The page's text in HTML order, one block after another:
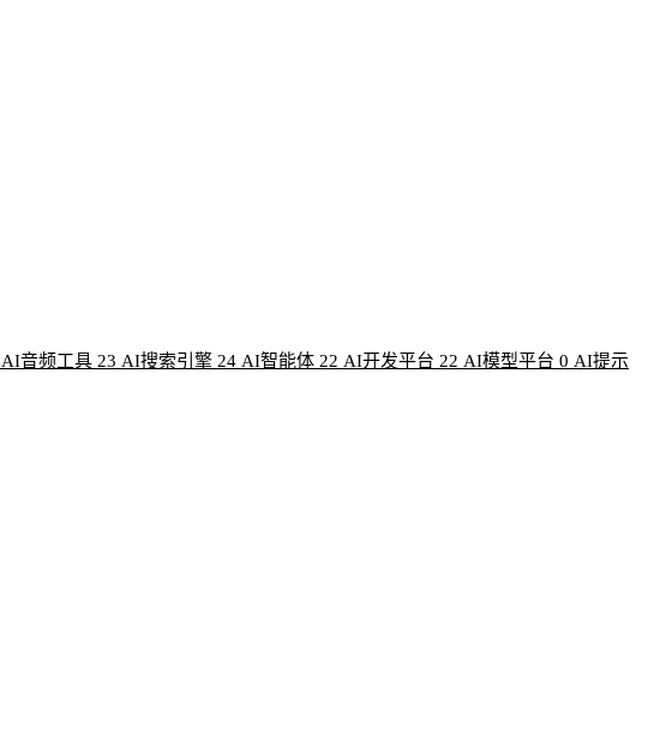
AI音频工具 23 AI搜索引擎 24 AI智能体 22 AI开发平台 22 AI模型平台 0 AI提示